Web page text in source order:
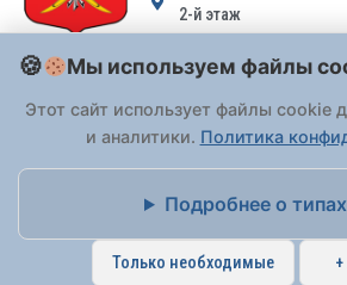
2-й этаж
Заявления и обращения граждан и
адрес email, не могут быть
Федерального закона от 02.05.2006 №
принимаются только: по почте, через
или лично при предъявлении
На Сайте действуетПолитика обработки
Мы используем файлы
Этот сайт использует файлы cookie
и аналитики. Политика
Подробнее о
Только необходимые